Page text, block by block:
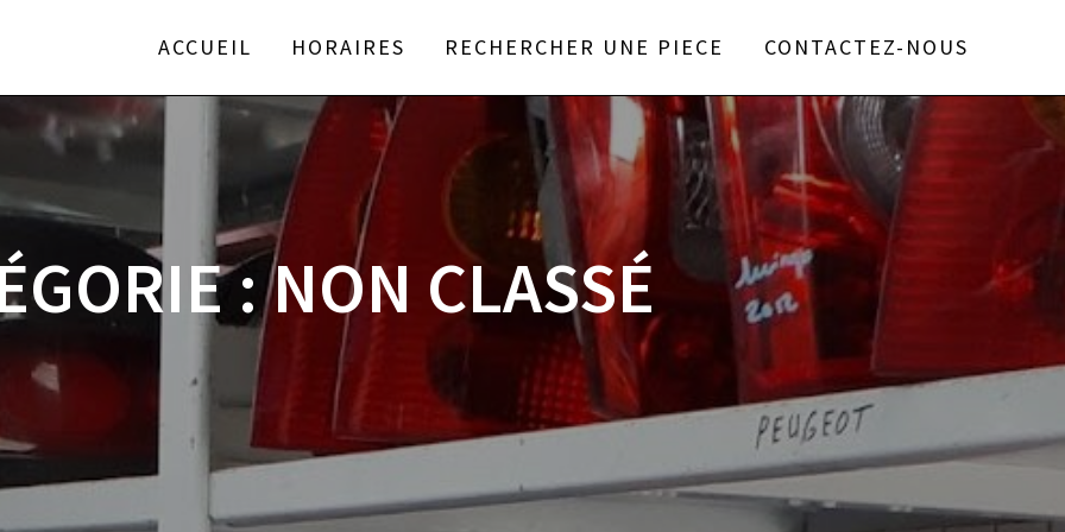
ACCUEIL HORAIRES RECHERCHER UNE PIECE CONTACTEZ-NOUS
:NON CLASSÉ